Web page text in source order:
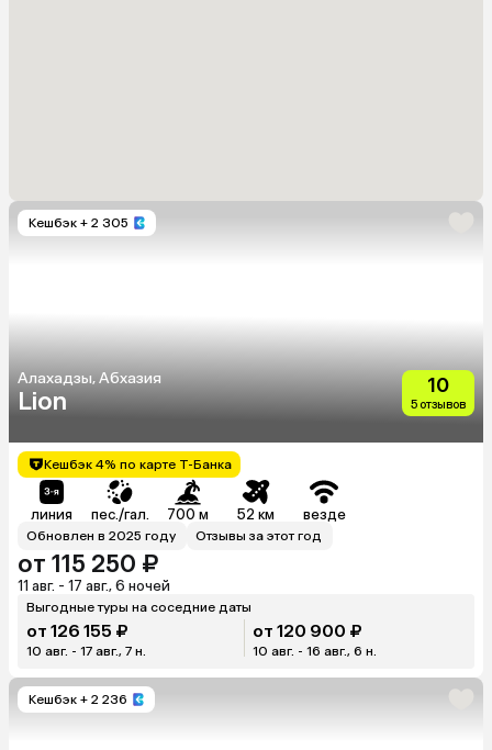
Кешбэк + 2 305
Алахадзы, Абхазия
Lion
10
5 отзывов
Кешбэк 4% по карте Т-Банка
линия пес./гал. 700 м 52 км везде
Обновлен в 2025 году Отзывы за этот год
от 115 250 ₽
11 авг. - 17 авг., 6 ночей
Выгодные туры на соседние даты
от 126 155 ₽
10 авг. - 17 авг., 7 н.
от 120 900 ₽
10 авг. - 16 авг., 6 н.
Кешбэк + 2 236